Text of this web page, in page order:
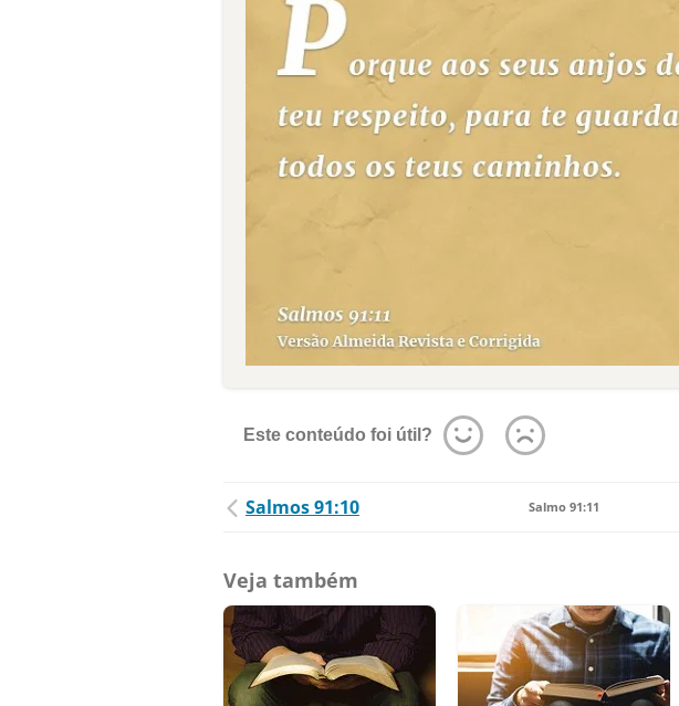
Este conteúdo foi útil?
Salmos 91:10 Salmo 91:11
Veja também